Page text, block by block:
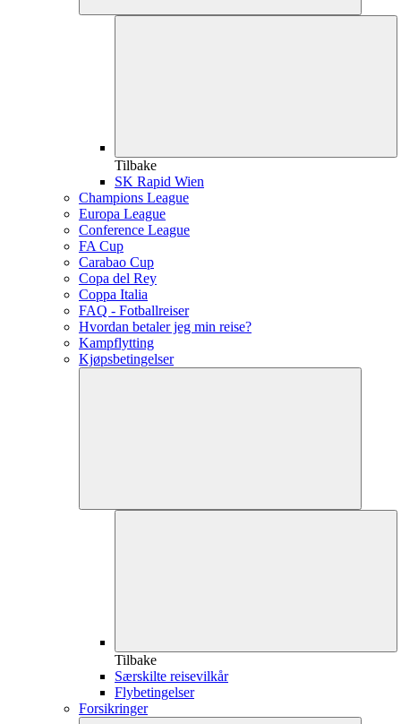
Tilbake
SK Rapid Wien
Champions League
Europa League
Conference League
FA Cup
Carabao Cup
Copa del Rey
Coppa Italia
FAQ - Fotballreiser
Hvordan betaler jeg min reise?
Kampflytting
Kjøpsbetingelser
Tilbake
Særskilte reisevilkår
Flybetingelser
Forsikringer